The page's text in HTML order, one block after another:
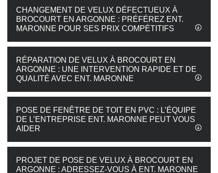
CHANGEMENT DE VELUX DÉFECTUEUX À
BROCOURT EN ARGONNE : PRÉFÉREZ ENT.
MARONNE POUR SES PRIX COMPÉTITIFS
RÉPARATION DE VELUX À BROCOURT EN
ARGONNE : UNE INTERVENTION RAPIDE ET DE
QUALITÉ AVEC ENT. MARONNE
POSE DE FENÊTRE DE TOIT EN PVC : L’ÉQUIPE
DE L’ENTREPRISE ENT. MARONNE PEUT VOUS
AIDER
PROJET DE POSE DE VELUX À BROCOURT EN
ARGONNE : ADRESSEZ-VOUS À ENT. MARONNE